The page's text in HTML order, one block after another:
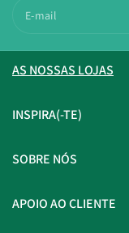
E-mail
AS NOSSAS LOJAS
INSPIRA(-TE)
SOBRE NÓS
APOIO AO CLIENTE